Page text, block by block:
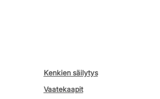
Kenkien säilytys
Vaatekaapit